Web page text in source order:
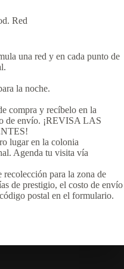
Red
una red y en cada punto de
la noche.
compra y recíbelo en la
de envío. ¡REVISA LAS
lugar en la colonia
Agenda tu visita vía
para la zona de
de prestigio, el costo de envío
postal en el formulario.